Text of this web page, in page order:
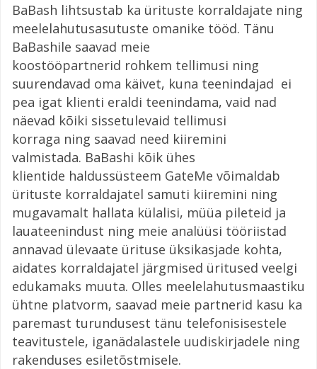
BaBash lihtsustab ka ürituste korraldajate ning
meelelahutusasutuste omanike tööd. Tänu
BaBashile saavad meie
koostööpartnerid rohkem tellimusi ning
suurendavad oma käivet, kuna teenindajad ei
pea igat klienti eraldi teenindama, vaid nad
näevad kõiki sissetulevaid tellimusi
korraga ning saavad need kiiremini
valmistada. BaBashi kõik ühes
klientide haldussüsteem GateMe võimaldab
ürituste korraldajatel samuti kiiremini ning
mugavamalt hallata külalisi, müüa pileteid ja
lauateenindust ning meie analüüsi tööriistad
annavad ülevaate ürituse üksikasjade kohta,
aidates korraldajatel järgmised üritused veelgi
edukamaks muuta. Olles meelelahutusmaastiku
ühtne platvorm, saavad meie partnerid kasu ka
paremast turundusest tänu telefonisisestele
teavitustele, iganädalastele uudiskirjadele ning
rakenduses esiletõstmisele.